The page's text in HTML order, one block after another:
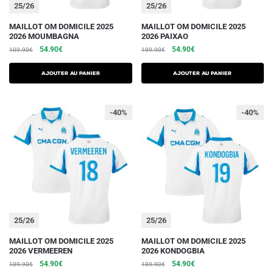
25/26
MAILLOT OM DOMICILE 2025
2026 MOUMBAGNA
109.90€
Le
initial
était :
54.90€Le
actuel
est :
AJOUTER AU PANIER
Ce
produit
a
plusieurs
variations.
options
peuvent
être
du
25/26
MAILLOT OM DOMICILE 2025
2026 PAIXAO
109.90€
Le
initial
était :
54.90€Le
actuel
est :
AJOUTER AU PANIER
Ce
produit
a
plusieurs
variations.
options
peuvent
être
du
25/26
-40%
MAILLOT OM DOMICILE 2025
2026 VERMEEREN
109.90€
Le
54.90€Le
Ce
produit
a
25/26
-40%
MAILLOT OM DOMICILE 2025
2026 KONDOGBIA
109.90€
Le
54.90€Le
Ce
produit
a